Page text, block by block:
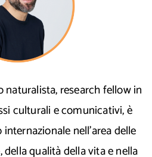
naturalista, research fellow in
culturali e comunicativi, è
nell'area delle
della qualità della vita e nella